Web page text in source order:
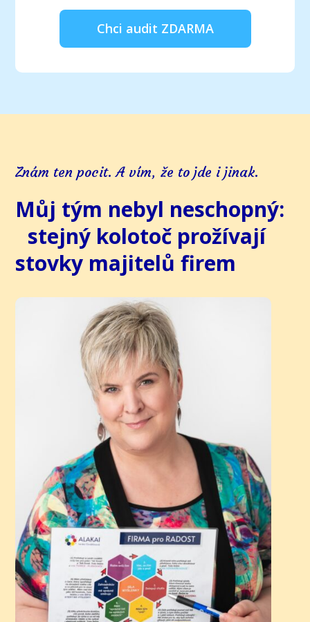
Chci audit ZDARMA
Znám ten pocit. A vím, že to jde i jinak.
Můj tým nebyl neschopný:
stejný kolotoč prožívají
stovky majitelů firem